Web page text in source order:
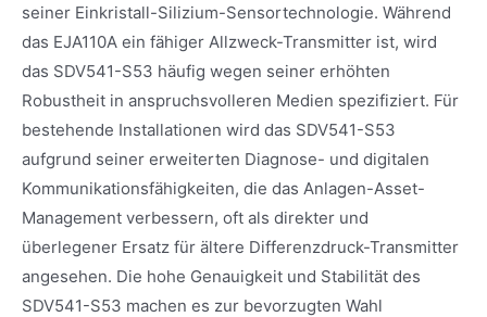
seiner Einkristall-Silizium-Sensortechnologie. Während
das EJA110A ein fähiger Allzweck-Transmitter ist, wird
das SDV541-S53 häufig wegen seiner erhöhten
Robustheit in anspruchsvolleren Medien spezifiziert. Für
bestehende Installationen wird das SDV541-S53
aufgrund seiner erweiterten Diagnose- und digitalen
Kommunikationsfähigkeiten, die das Anlagen-Asset-
Management verbessern, oft als direkter und
überlegener Ersatz für ältere Differenzdruck-Transmitter
angesehen. Die hohe Genauigkeit und Stabilität des
SDV541-S53 machen es zur bevorzugten Wahl